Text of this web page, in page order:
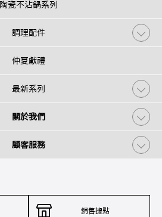
陶瓷不沾鍋系列
調理配件
仲夏獻禮
最新系列
關於我們
顧客服務
銷售據點